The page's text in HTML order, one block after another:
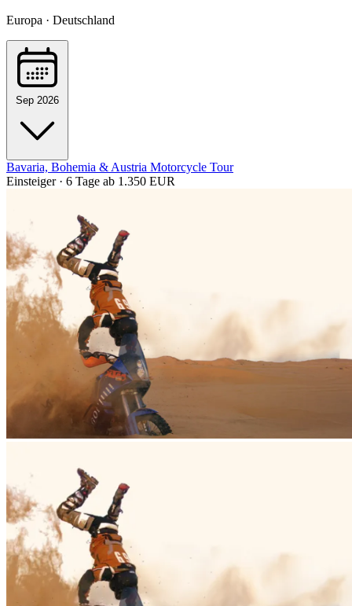
Europa · Deutschland
Sep 2026
Bavaria, Bohemia & Austria Motorcycle Tour
Einsteiger · 6 Tage ab 1.350 EUR